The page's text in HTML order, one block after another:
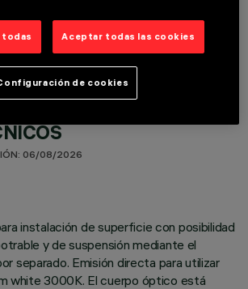
OPCIONALES
06/08/2026
instalación de superficie con posibilidad
y de suspensión mediante el
separado. Emisión directa para utilizar
white 3000K. El cuerpo óptico está
todas Aceptar todas las cookies
de cookies